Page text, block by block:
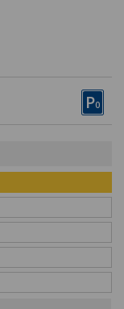
P0